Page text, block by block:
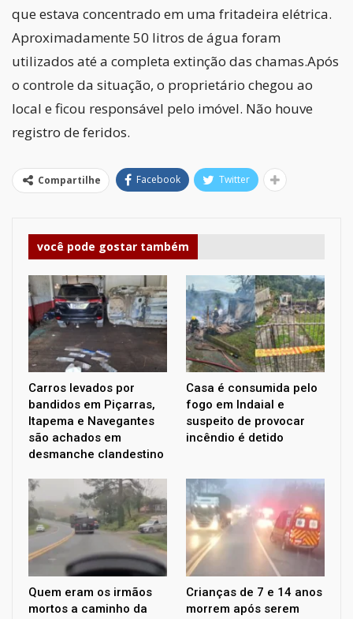
que estava concentrado em uma fritadeira elétrica.
Aproximadamente 50 litros de água foram
utilizados até a completa extinção das chamas.Após
o controle da situação, o proprietário chegou ao
local e ficou responsável pelo imóvel. Não houve
registro de feridos.
Compartilhe Facebook Twitter
você pode gostar também
Carros levados por
bandidos em Piçarras,
Itapema e Navegantes
são achados em
desmanche clandestino
Casa é consumida pelo
fogo em Indaial e
suspeito de provocar
incêndio é detido
Quem eram os irmãos
mortos a caminho da
Crianças de 7 e 14 anos
morrem após serem